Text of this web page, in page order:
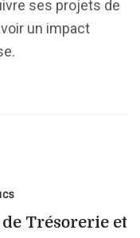
ses projets de
un impact
Trésorerie et